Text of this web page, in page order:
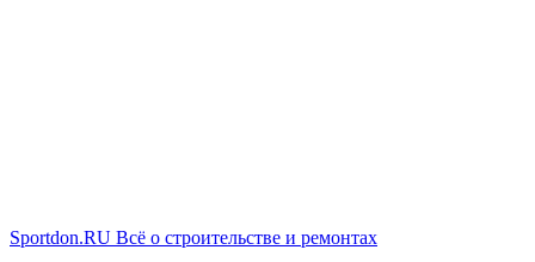
Sportdon.RU Всё о строительстве и ремонтах